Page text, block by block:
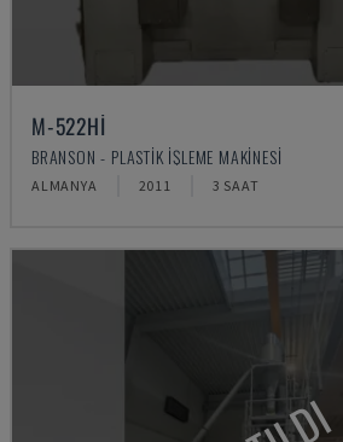
M-522HI
BRANSON - PLASTIK IŞLEME MAKINESI
ALMANYA 2011 3 SAAT